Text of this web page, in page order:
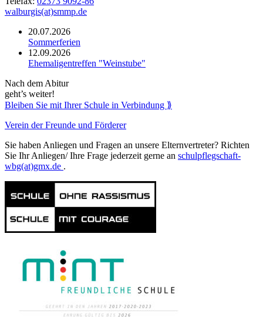
walburgis(at)smmp.de
20.07.2026
Sommerferien
12.09.2026
Ehemaligentreffen "Weinstube"
Nach dem Abitur
geht’s weiter!
Bleiben Sie mit Ihrer Schule in Verbindung ⟫
Verein der Freunde und Förderer
Sie haben Anliegen und Fragen an unsere Elternvertreter? Richten
Sie Ihr Anliegen/ Ihre Frage jederzeit gerne an schulpflegschaft-
wbg(at)gmx.de .